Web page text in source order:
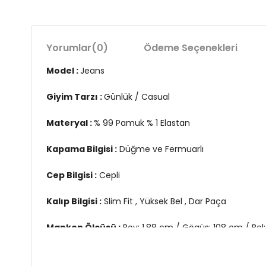
Yorumlar(0) Ödeme Seçenekleri
Model :Jeans
Giyim Tarzı :Günlük / Casual
Materyal :% 99 Pamuk % 1 Elastan
Kapama Bilgisi : Düğme ve Fermuarlı
Cep Bilgisi : Cepli
Kalıp Bilgisi : Slim Fit , Yüksek Bel , Dar Paça
Manken Ölçüsü : Boy: 1.88 cm / Gögüs: 108 cm /